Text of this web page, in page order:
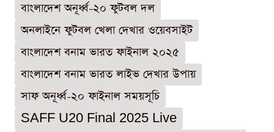
বাংলাদেশ অনূর্ধ্ব-২০ ফুটবল দল
অনলাইনে ফুটবল খেলা দেখার ওয়েবসাইট
বাংলাদেশ বনাম ভারত ফাইনাল ২০২৫
বাংলাদেশ বনাম ভারত লাইভ দেখার উপায়
সাফ অনূর্ধ্ব-২০ ফাইনাল সময়সূচি
SAFF U20 Final 2025 Live